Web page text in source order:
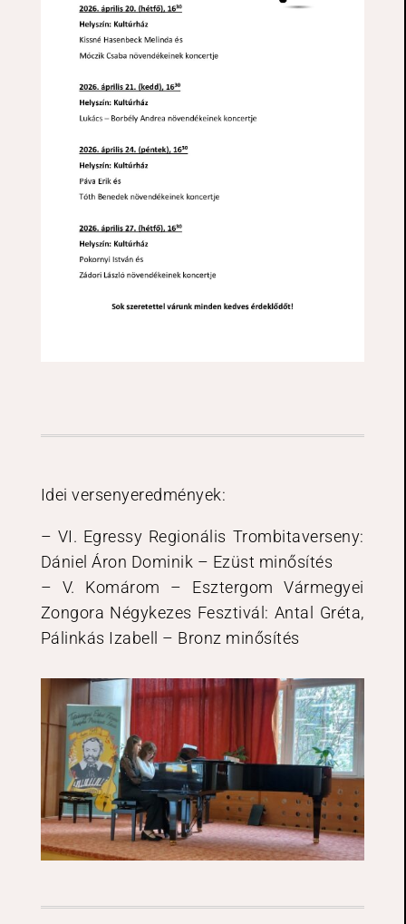
Idei versenyeredmények:
– VI. Egressy Regionális Trombitaverseny:
Dániel Áron Dominik – Ezüst minősítés
– V. Komárom – Esztergom Vármegyei
Zongora Négykezes Fesztivál: Antal Gréta,
Pálinkás Izabell – Bronz minősítés